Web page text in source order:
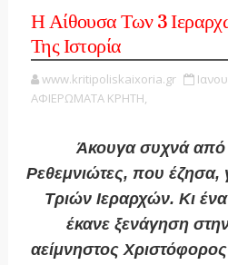
Η Αίθουσα Των 3
Της Ιστορία
www.kritipoliskaixoria.gr
ΑΦΙΕΡΩΜΑΤΑ ΚΡΗΤΗ,
Άκουγασυχνά από
Ρεθεμνιώτες, που έζησα,
Τριών Ιεραρχών. Κι
έκανε ξενάγηση
αείμνηστος